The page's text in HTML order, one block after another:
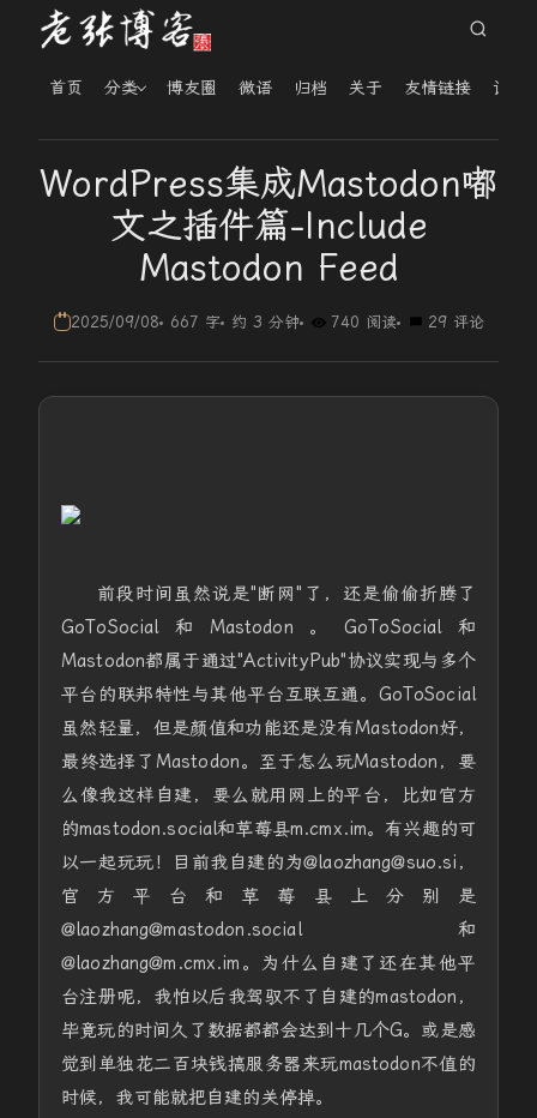
首页 分类 博友圈 微语 归档 关于 友情链接 读者
WordPress集成Mastodon嘟
文之插件篇-Include
Mastodon Feed
2025/09/08 667 字 约 3 分钟 740 阅读 29 评论
前段时间虽然说是"断网"了，还是偷偷折腾了
GoToSocial和Mastodon。GoToSocial和
Mastodon都属于通过"ActivityPub"协议实现与多个
平台的联邦特性与其他平台互联互通。GoToSocial
虽然轻量，但是颜值和功能还是没有Mastodon好，
最终选择了Mastodon。至于怎么玩Mastodon，要
么像我这样自建，要么就用网上的平台，比如官方
的mastodon.social和草莓县m.cmx.im。有兴趣的可
以一起玩玩！目前我自建的为@laozhang@suo.si，
官方平台和草莓县上分别是
@laozhang@mastodon.social和
@laozhang@m.cmx.im。为什么自建了还在其他平
台注册呢，我怕以后我驾驭不了自建的mastodon，
毕竟玩的时间久了数据都都会达到十几个G。或是感
觉到单独花二百块钱搞服务器来玩mastodon不值的
时候，我可能就把自建的关停掉。